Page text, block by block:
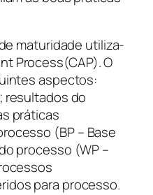
maturidade utiliza-
Process(CAP). O
aspectos:
resultados do
práticas
(BP – Base
processo (WP –
para processo.